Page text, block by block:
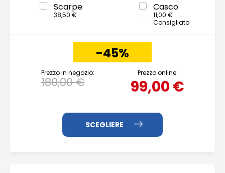
Scarpe
38,50 €
Casco
11,00 €
Consigliato
-45%
Prezzo in negozio:
180,00 €
Prezzo online:
99,00 €